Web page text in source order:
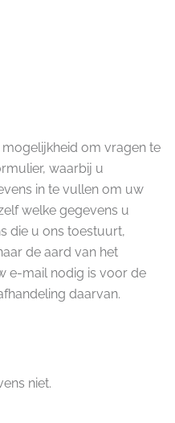
om vragen te
waarbij u
in te vullen om uw
welke gegevens u
die u ons toestuurt,
de aard van het
e-mail nodig is voor de
daarvan.
niet.